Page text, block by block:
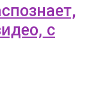
с